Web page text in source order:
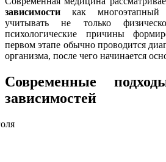
зависимости как
учитывать не только
психологические причины
первом этапе обычно проводится
организма, после чего начинается
Современные
зависимостей